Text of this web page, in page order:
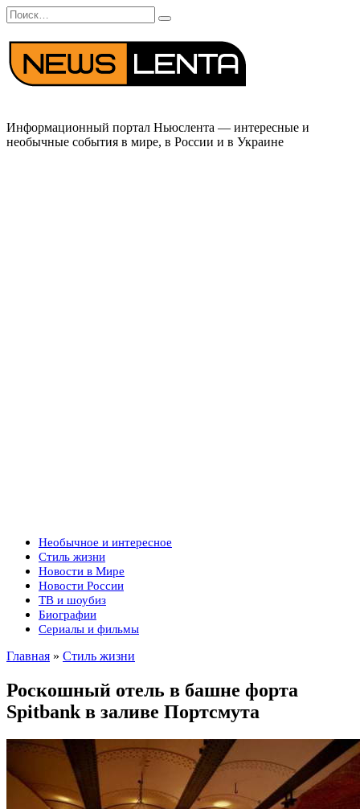
Перейти
к
содержанию
Search
for:
Информационный портал Ньюслента — интересные и
необычные события в мире, в России и в Украине
Необычное и интересное
Стиль жизни
Новости в Мире
Новости России
ТВ и шоубиз
Биографии
Сериалы и фильмы
Главная » Стиль жизни
Роскошный отель в башне форта
Spitbank в заливе Портсмута